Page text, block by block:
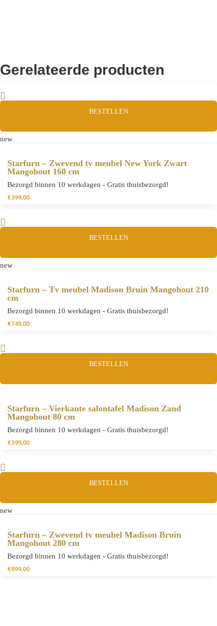
Gerelateerde producten
BESTELLEN
new
Starfurn – Zwevend tv meubel New York Zwart
Mangohout 160 cm
Bezorgd binnen 10 werkdagen - Gratis thuisbezorgd!
€399,00
BESTELLEN
new
Starfurn – Tv meubel Madison Bruin Mangohout 210
cm
Bezorgd binnen 10 werkdagen - Gratis thuisbezorgd!
€749,00
BESTELLEN
Starfurn – Vierkante salontafel Madison Zand
Mangohout 80 cm
Bezorgd binnen 10 werkdagen - Gratis thuisbezorgd!
€399,00
BESTELLEN
new
Starfurn – Zwevend tv meubel Madison Bruin
Mangohout 280 cm
Bezorgd binnen 10 werkdagen - Gratis thuisbezorgd!
€899,00